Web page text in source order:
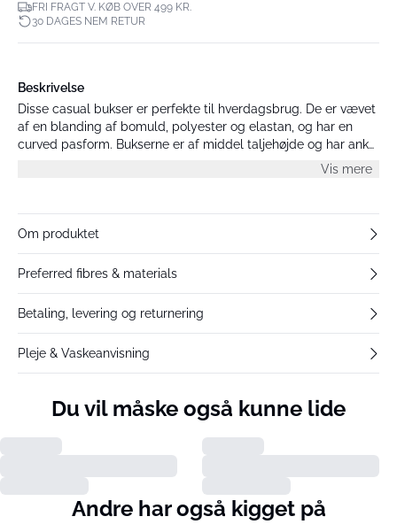
FRI FRAGT V. KØB OVER 499 KR.
30 DAGES NEM RETUR
Beskrivelse
Disse casual bukser er perfekte til hverdagsbrug. De er vævet
af en blanding af bomuld, polyester og elastan, og har en
curved pasform. Bukserne er af middel taljehøjde og har ankel
længde. De vil passe perfekt med en løs top og flade sko for
Vis mere
Om produktet
Preferred fibres & materials
Betaling, levering og returnering
Pleje & Vaskeanvisning
Du vil måske også kunne lide
Andre har også kigget på